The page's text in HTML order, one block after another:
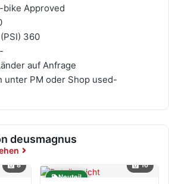
bike Approved
(PSI) 360
auf Anfrage
unter PM oder Shop used-
deusmagnus
8
16
Neuteil